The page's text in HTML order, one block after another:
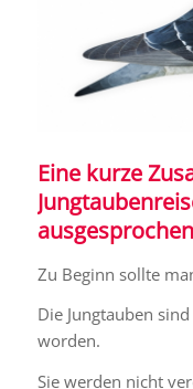
Eine kurze
Zu Beginn sollte
Die Jungtauben
worden.
Sie werden nicht